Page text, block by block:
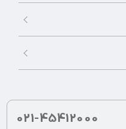
021-45412000